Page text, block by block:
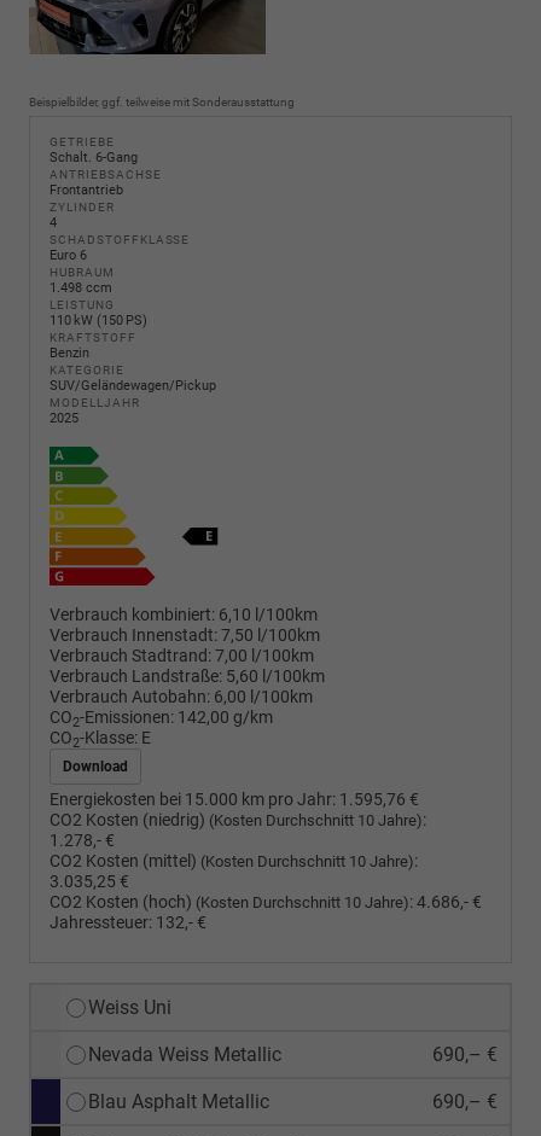
Beispielbilder, ggf. teilweise mit Sonderausstattung
GETRIEBE
Schalt. 6-Gang
ANTRIEBSACHSE
Frontantrieb
ZYLINDER
4
SCHADSTOFFKLASSE
Euro 6
HUBRAUM
1.498 ccm
LEISTUNG
110 kW (150 PS)
KRAFTSTOFF
Benzin
KATEGORIE
SUV/Geländewagen/Pickup
MODELLJAHR
2025
Verbrauch kombiniert: 6,10 l/100km
Verbrauch Innenstadt:7,50 l/100km
Verbrauch Stadtrand:7,00 l/100km
Verbrauch Landstraße: 5,60 l/100km
Verbrauch Autobahn: 6,00 l/100km
CO2-Emissionen: 142,00 g/km
CO2-Klasse: E
Download
Energiekosten bei 15.000 km pro Jahr: 1.595,76 €
CO2 Kosten (niedrig) (Kosten Durchschnitt 10 Jahre):
1.278,- €
CO2 Kosten (mittel) (Kosten Durchschnitt 10 Jahre):
3.035,25 €
CO2 Kosten (hoch) (Kosten Durchschnitt 10 Jahre):4.686,- €
Jahressteuer: 132,- €
Weiss Uni
Nevada Weiss Metallic 690,– €
Blau Asphalt Metallic 690,– €